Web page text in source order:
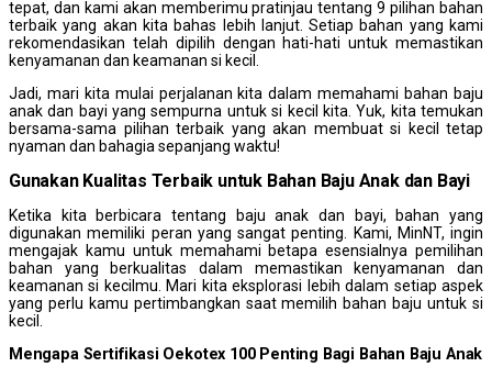
tepat, dan kami akan memberimu pratinjau tentang 9 pilihan bahan
terbaik yang akan kita bahas lebih lanjut. Setiap bahan yang kami
rekomendasikan telah dipilih dengan hati-hati untuk memastikan
kenyamanan dan keamanan si kecil.
Jadi, mari kita mulai perjalanan kita dalam memahami bahan baju
anak dan bayi yang sempurna untuk si kecil kita. Yuk, kita temukan
bersama-sama pilihan terbaik yang akan membuat si kecil tetap
nyaman dan bahagia sepanjang waktu!
Gunakan Kualitas Terbaik untuk Bahan Baju Anak dan Bayi
Ketika kita berbicara tentang baju anak dan bayi, bahan yang
digunakan memiliki peran yang sangat penting. Kami, MinNT, ingin
mengajak kamu untuk memahami betapa esensialnya pemilihan
bahan yang berkualitas dalam memastikan kenyamanan dan
keamanan si kecilmu. Mari kita eksplorasi lebih dalam setiap aspek
yang perlu kamu pertimbangkan saat memilih bahan baju untuk si
kecil.
Mengapa Sertifikasi Oekotex 100 Penting Bagi Bahan Baju Anak